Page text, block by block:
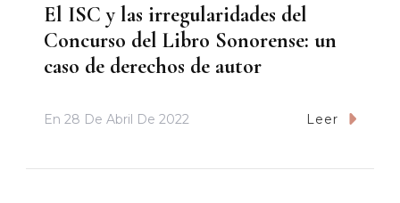
El ISC y las irregularidades del
Concurso del Libro Sonorense: un
caso de derechos de autor
En 28 De Abril De 2022 Leer